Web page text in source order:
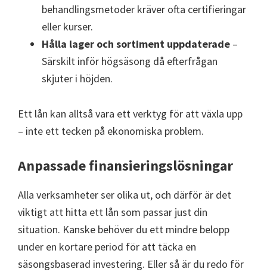
behandlingsmetoder kräver ofta certifieringar
eller kurser.
Hålla lager och sortiment uppdaterade –
Särskilt inför högsäsong då efterfrågan
skjuter i höjden.
Ett lån kan alltså vara ett verktyg för att växla upp
– inte ett tecken på ekonomiska problem.
Anpassade finansieringslösningar
Alla verksamheter ser olika ut, och därför är det
viktigt att hitta ett lån som passar just din
situation. Kanske behöver du ett mindre belopp
under en kortare period för att täcka en
säsongsbaserad investering. Eller så är du redo för